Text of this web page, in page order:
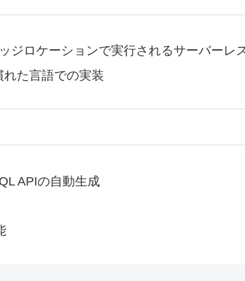
ジロケーションで実行されるサーバーレ
れた言語での実装
APIの自動生成